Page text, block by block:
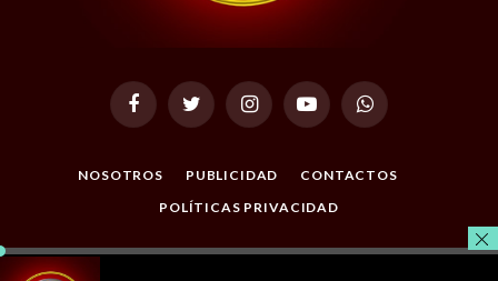
FacebookTwitter InstagramYouTubeWhatsApp
NOSOTROS PUBLICIDAD
CONTACTOS
POLÍTICAS PRIVACIDAD
© 2026 Todos los Derechos Reservados. Desarrollado por